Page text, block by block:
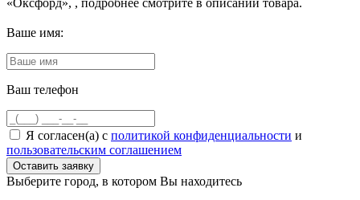
Ваше имя:
Ваш телефон
Я согласен(а) с политикой конфиденциальности и
пользовательским соглашением
Выберите город, в котором Вы находитесь